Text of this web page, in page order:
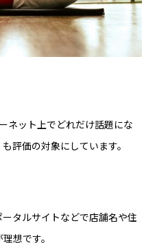
ネット上でどれだけ話題にな
評価の対象にしています。
タルサイトなどで店舗名や住
想です。